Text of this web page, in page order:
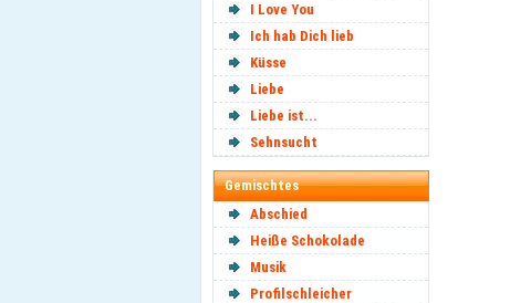
I Love You
Ich hab Dich lieb
Küsse
Liebe
Liebe ist...
Sehnsucht
Gemischtes
Abschied
Heiße Schokolade
Musik
Profilschleicher